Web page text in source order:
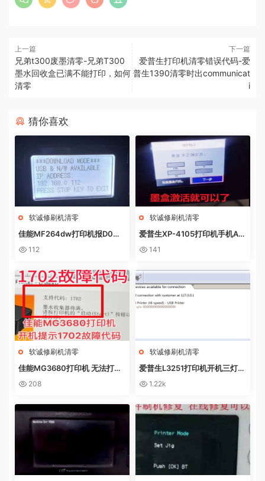
上一篇
兄弟t300废墨清零-兄弟T300
墨水回收盒已满不能打印，如何
清零
下一篇
爱普生打印机清零错误代码-爱
普生1390清零时出communicat
i
猜你喜欢
软诚修刷机清零
佳能MF264dw打印机报D0W
NL0AD MODE快速解决方法
112
软诚修刷机清零
爱普生XP-4105打印机手机AP
P上点了更新固件之后不识别墨
141
软诚修刷机清零
佳能MG3680打印机 无法打印
电脑提示错误代码5B02 废墨收
208
软诚修刷机清零
爱普生L3251打印机开机三灯长
亮 无自检动作
1.22k